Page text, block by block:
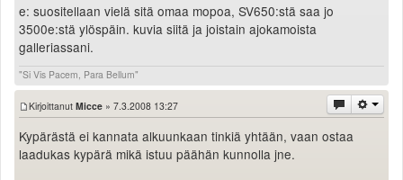
e: suositellaan vielä sitä omaa mopoa, SV650:stä saa jo
3500e:stä ylöspäin. kuvia siitä ja joistain ajokamoista
galleriassani.
"Si Vis Pacem, Para Bellum"
Kirjoittanut Micce » 7.3.2008 13:27
Kypärästä ei kannata alkuunkaan tinkiä yhtään, vaan ostaa
laadukas kypärä mikä istuu päähän kunnolla jne.